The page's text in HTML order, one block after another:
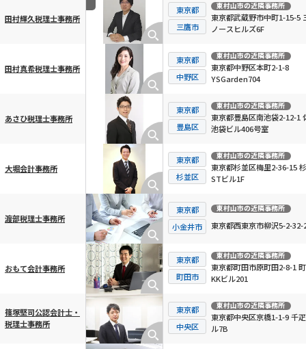
田村輝久税理士事務所
東京都
三鷹市
東村山市の近隣事務所
東京都武蔵野市中町1-15-5
ノースヒルズ6F
田村真希税理士事務所
東京都
中野区
東村山市の近隣事務所
東京都中野区本町2-1-8
YSGarden704
あさひ税理士事務所
東京都
豊島区
東村山市の近隣事務所
東京都豊島区南池袋2-12-1
池袋ビル406号室
大堀会計事務所
東京都
杉並区
東村山市の近隣事務所
東京都杉並区梅里2-36-15
STビル1F
渡部税理士事務所
東京都
小金井市
東村山市の近隣事務所
東京都西東京市柳沢5-2-32-
おもて会計事務所
東京都
町田市
東村山市の近隣事務所
東京都町田市原町田2-8-1
KKビル201
篠塚堅司公認会計士・
税理士事務所
東京都
中央区
東村山市の近隣事務所
東京都中央区京橋1-1-9 千
ル7B